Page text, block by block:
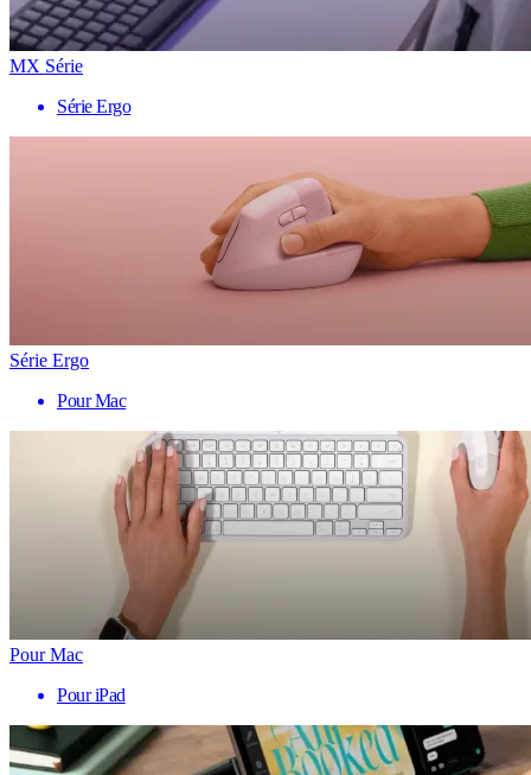
MX Série
Série Ergo
Série Ergo
Pour Mac
Pour Mac
Pour iPad